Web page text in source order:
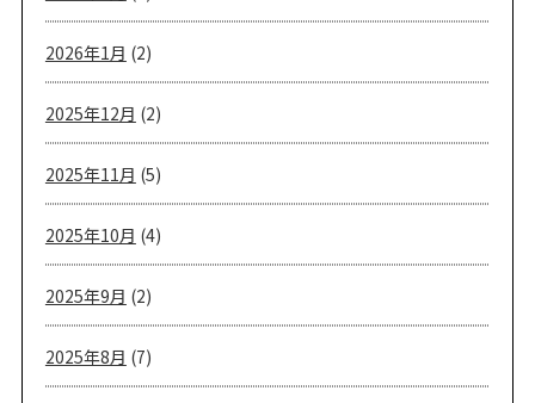
2026年1月 (2)
2025年12月 (2)
2025年11月 (5)
2025年10月 (4)
2025年9月 (2)
2025年8月 (7)